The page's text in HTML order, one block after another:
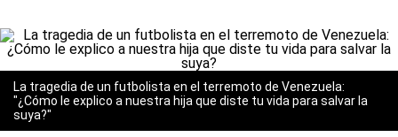
La tragedia de un futbolista en el terremoto de Venezuela:
"¿Cómo le explico a nuestra hija que diste tu vida para salvar la
suya?"